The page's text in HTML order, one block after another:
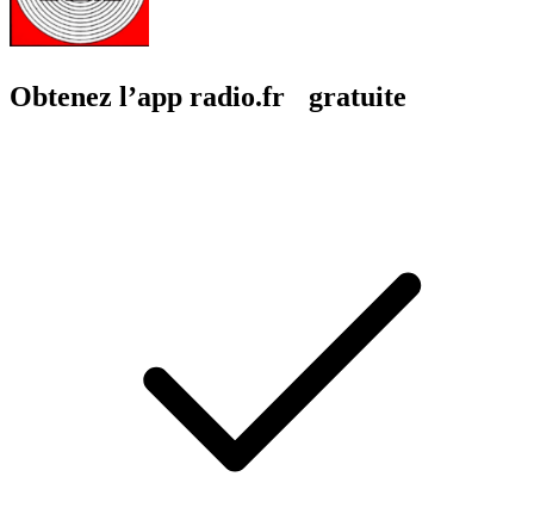
Obtenez l’app radio.fr gratuite